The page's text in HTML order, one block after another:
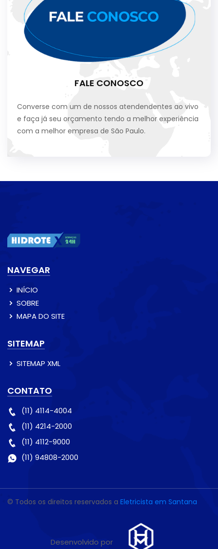
FALE CONOSCO
Converse com um de nossos atendendentes ao vivo
e faça já seu orçamento tendo a melhor experiência
com a melhor empresa de São Paulo.
NAVEGAR
INÍCIO
SOBRE
MAPA DO SITE
SITEMAP
SITEMAP XML
CONTATO
(11) 4114-4004
(11) 4214-2000
(11) 4112-9000
(11) 94808-2000
© Todos os direitos reservados a Eletricista em Santana
Desenvolvido por